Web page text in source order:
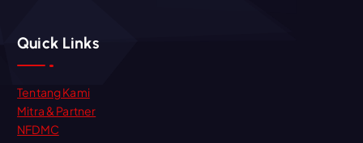
Quick Links
Tentang Kami
Mitra & Partner
NFDMC